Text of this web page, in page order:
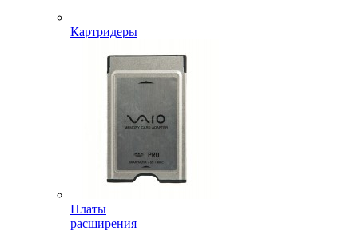
Картридеры
Платы
расширения